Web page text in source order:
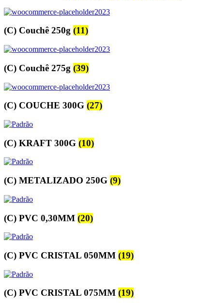
(C) Couchê 250g (11)
(C) Couchê 275g (39)
(C) COUCHE 300G (27)
(C) KRAFT 300G (10)
(C) METALIZADO 250G (9)
(C) PVC 0,30MM (20)
(C) PVC CRISTAL 050MM (19)
(C) PVC CRISTAL 075MM (19)